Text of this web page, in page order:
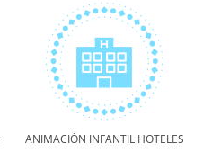
ANIMACIÓN INFANTIL HOTELES